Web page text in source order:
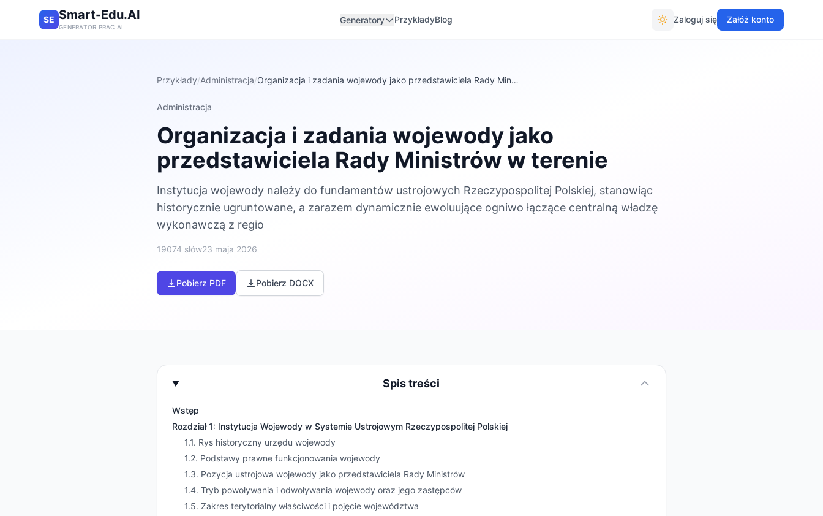
SE Smart-Edu.AI
GENERATOR PRAC AI
Generatory PrzykładyBlog Zaloguj się Załóż konto
Przykłady/Administracja/Organizacja i zadania wojewody jako przedstawiciela Rady Min…
Administracja
Organizacja i zadania wojewody jako
przedstawiciela Rady Ministrów w terenie
Instytucja wojewody należy do fundamentów ustrojowych Rzeczypospolitej Polskiej, stanowiąc
historycznie ugruntowane, a zarazem dynamicznie ewoluujące ogniwo łączące centralną władzę
wykonawczą z regio
19074 słów23 maja 2026
Pobierz PDF Pobierz DOCX
Spis treści
Wstęp
Rozdział 1: Instytucja Wojewody w Systemie Ustrojowym Rzeczypospolitej Polskiej
1.1. Rys historyczny urzędu wojewody
1.2. Podstawy prawne funkcjonowania wojewody
1.3. Pozycja ustrojowa wojewody jako przedstawiciela Rady Ministrów
1.4. Tryb powoływania i odwoływania wojewody oraz jego zastępców
1.5. Zakres terytorialny właściwości i pojęcie województwa